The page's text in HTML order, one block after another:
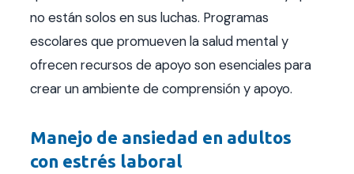
no están solos en sus luchas. Programas
escolares que promueven la salud mental y
ofrecen recursos de apoyo son esenciales para
crear un ambiente de comprensión y apoyo.
Manejo de ansiedad en adultos
con estrés laboral